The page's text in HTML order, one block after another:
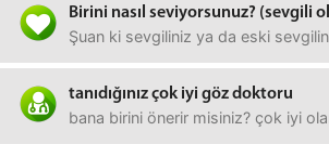
Birini nasıl seviyorsunuz? (sevgili
Şuan ki sevgiliniz ya da eski
tanıdığınız çok iyi göz doktoru
bana birini önerir misiniz? çok iyi